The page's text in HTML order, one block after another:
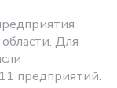
Для
предприятий.